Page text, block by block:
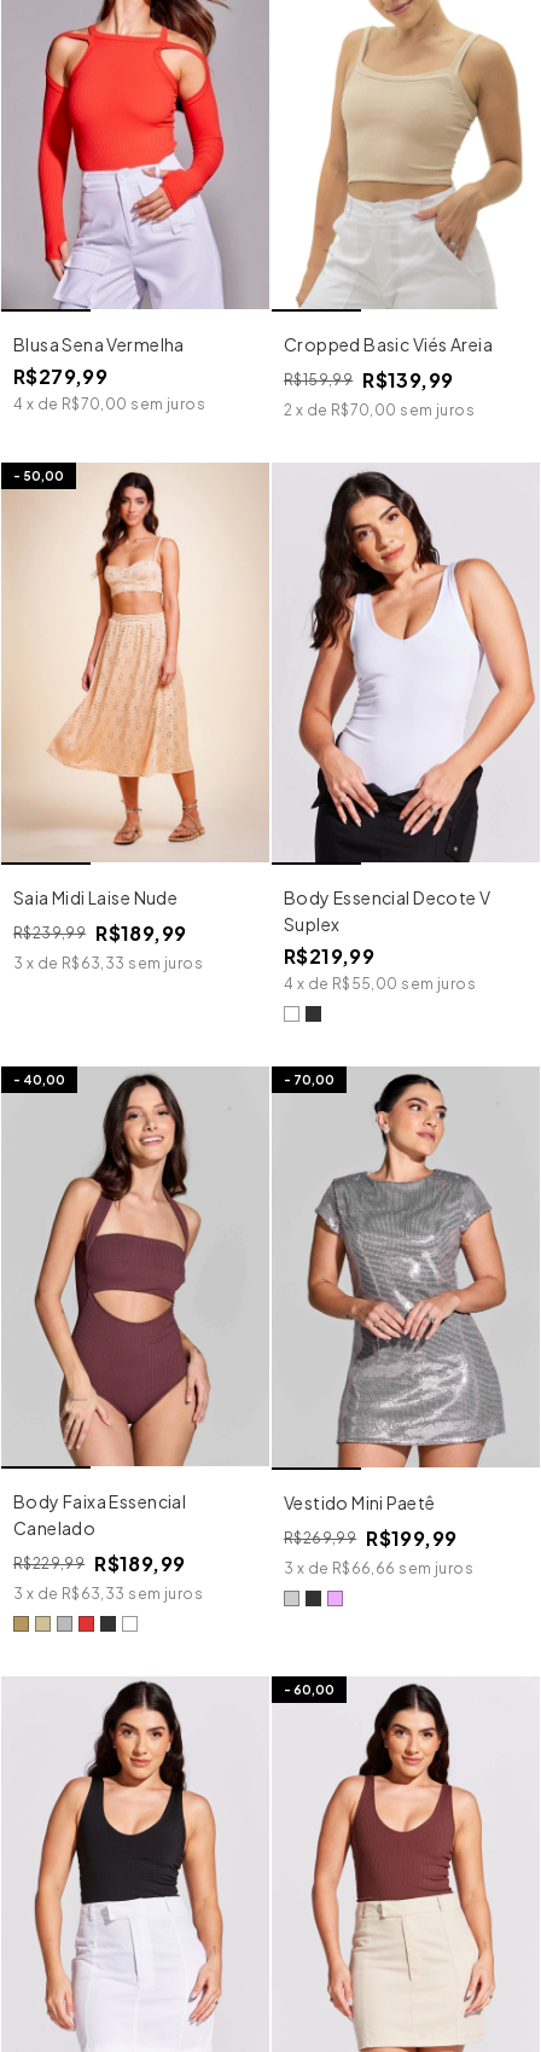
Blusa Sena Vermelha
R$279,99
4 x de R$70,00 sem juros
Cropped Basic Viés Areia
R$159,99 R$139,99
2 x de R$70,00 sem juros
- 50,00
Saia Midi Laise Nude
R$239,99 R$189,99
3 x de R$63,33 sem juros
Body Essencial Decote V
Suplex
R$219,99
4 x de R$55,00 sem juros
- 40,00
Body Faixa Essencial
Canelado
R$229,99 R$189,99
3 x de R$63,33 sem juros
- 70,00
Vestido Mini Paetê
R$269,99 R$199,99
3 x de R$66,66 sem juros
- 60,00